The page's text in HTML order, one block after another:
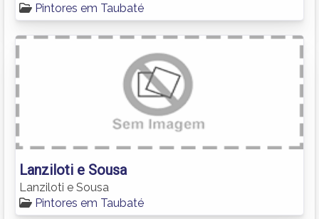
Pintores em Taubaté
Lanziloti e Sousa
Lanziloti e Sousa
Pintores em Taubaté